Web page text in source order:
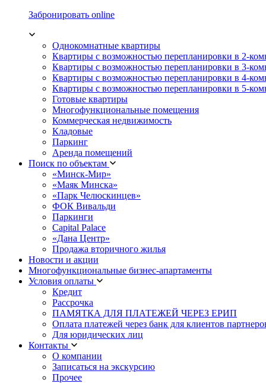
Забронировать online
Однокомнатные квартиры
Квартиры с возможностью перепланировки в 2-
Квартиры с возможностью перепланировки в 3-
Квартиры с возможностью перепланировки в 4-
Квартиры с возможностью перепланировки в 5-
Готовые квартиры
Многофункциональные помещения
Коммерческая недвижимость
Кладовые
Паркинг
Аренда помещений
Поиск по объектам
«Минск-Мир»
«Маяк Минска»
«Парк Челюскинцев»
ФОК Вивальди
Паркинги
Capital Palace
«Дана Центр»
Продажа вторичного жилья
Новости и акции
Многофункциональные бизнес-апартаменты
Условия оплаты
Кредит
Рассрочка
ПАМЯТКА ДЛЯ ПЛАТЕЖЕЙ ЧЕРЕЗ ЕРИП
Оплата платежей через банк для клиентов
Для юридических лиц
Контакты
О компании
Записаться на экскурсию
Прочее